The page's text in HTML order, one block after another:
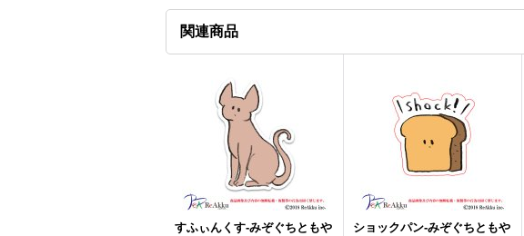
関連商品
すふぃんくす-みぞぐちともや
ショックパン-みぞぐちともや